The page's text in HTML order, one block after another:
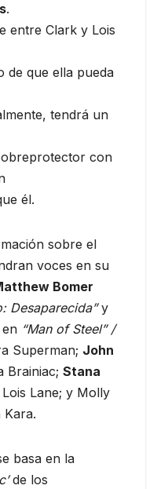
.
entre Clark y Lois
de que ella pueda
tendrá un
con
él.
sobre el
voces en su
Bomer
Desaparecida”y
“Man of Steel” /
Superman; John
Brainiac; Stana
Lane; y Molly
Kara.
basa en la
de los